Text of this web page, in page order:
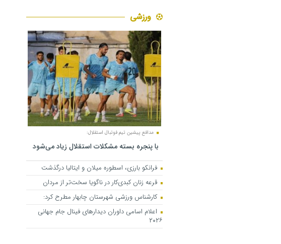
ورزشی
مدافع پیشین تیم فوتبال استقلال:
با پنجره بسته مشکلات استقلال زیاد می‌شود
فرانکو بارزی، اسطوره میلان و ایتالیا درگذشت
قرعه زنان کبدی‌کار در ناگویا سخت‌تر از مردان
کارشناس ورزشی شهرستان چابهار مطرح کرد:
اعلام اسامی داوران دیدارهای فینال جام جهانی
۲۰۲۶